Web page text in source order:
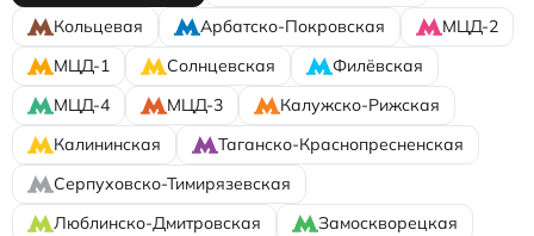
Кольцевая
Арбатско-Покровская
МЦД-2
МЦД-1
Солнцевская
Филёвская
МЦД-4
МЦД-3
Калужско-Рижская
Калининская
Таганско-Краснопресненская
Серпуховско-Тимирязевская
Люблинско-Дмитровская
Замоскворецкая